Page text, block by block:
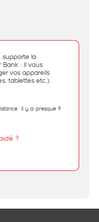
supporte la
: Il vous
vos appareils
tablettes etc.).
il y a presque 9
?